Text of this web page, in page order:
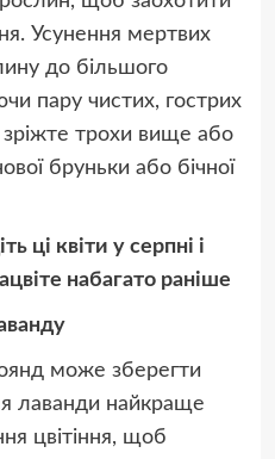
Усунення мертвих
до більшого
пару чистих, гострих
трохи вище або
бруньки або бічної
ці квіти у серпні і
набагато раніше
може зберегти
лаванди найкраще
цвітіння, щоб